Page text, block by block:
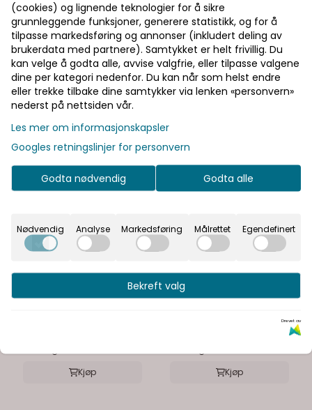
Windbreaker Liner
Kjøp
Hestra
Idre Wool Mitt Black
Kjøp
(cookies) og lignende teknologier for å sikre
grunnleggende funksjoner, generere statistikk, og for å
tilpasse markedsføring og annonser (inkludert deling av
brukerdata med partnere). Samtykket er helt frivillig. Du
kan velge å godta alle, avvise valgfrie, eller tilpasse valgene
dine per kategori nedenfor. Du kan når som helst endre
eller trekke tilbake dine samtykker via lenken «personvern»
nederst på nettsiden vår.
Les mer om informasjonskapsler
Googles retningslinjer for personvern
Godta nødvendig Godta alle
Nødvendig Analyse Markedsføring Målrettet Egendefinert
Bekreft valg
Drevet av